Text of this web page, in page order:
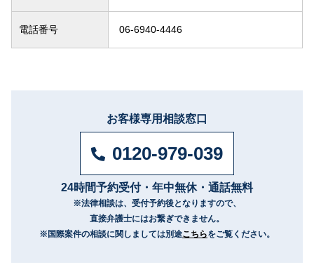
電話番号 06-6940-4446
お客様専用相談窓口
0120-979-039
24時間予約受付・年中無休・通話無料
※法律相談は、 受付予約後となりますので、
直接弁護士にはお繋ぎできません。
※国際案件の相談に関しましては別途こちらをご覧ください。